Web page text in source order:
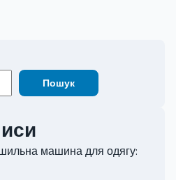
Пошук
машина для одягу: